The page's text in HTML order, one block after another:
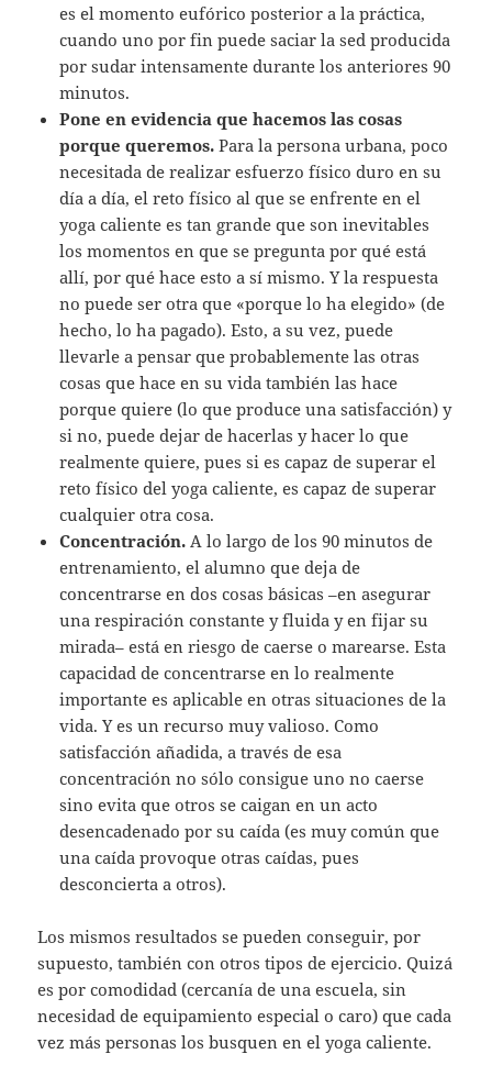
es el momento eufórico posterior a la práctica,
cuando uno por fin puede saciar la sed producida
por sudar intensamente durante los anteriores 90
minutos.
Pone en evidencia que hacemos las cosas
porque queremos. Para la persona urbana, poco
necesitada de realizar esfuerzo físico duro en su
día a día, el reto físico al que se enfrente en el
yoga caliente es tan grande que son inevitables
los momentos en que se pregunta por qué está
allí, por qué hace esto a sí mismo. Y la respuesta
no puede ser otra que «porque lo ha elegido» (de
hecho, lo ha pagado). Esto, a su vez, puede
llevarle a pensar que probablemente las otras
cosas que hace en su vida también las hace
porque quiere (lo que produce una satisfacción) y
si no, puede dejar de hacerlas y hacer lo que
realmente quiere, pues si es capaz de superar el
reto físico del yoga caliente, es capaz de superar
cualquier otra cosa.
Concentración. A lo largo de los 90 minutos de
entrenamiento, el alumno que deja de
concentrarse en dos cosas básicas –en asegurar
una respiración constante y fluida y en fijar su
mirada– está en riesgo de caerse o marearse. Esta
capacidad de concentrarse en lo realmente
importante es aplicable en otras situaciones de la
vida. Y es un recurso muy valioso. Como
satisfacción añadida, a través de esa
concentración no sólo consigue uno no caerse
sino evita que otros se caigan en un acto
desencadenado por su caída (es muy común que
una caída provoque otras caídas, pues
desconcierta a otros).
Los mismos resultados se pueden conseguir, por
supuesto, también con otros tipos de ejercicio. Quizá
es por comodidad (cercanía de una escuela, sin
necesidad de equipamiento especial o caro) que cada
vez más personas los busquen en el yoga caliente.